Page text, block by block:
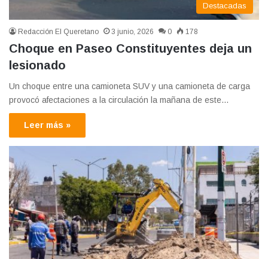
Destacadas
Redacción El Queretano 3 junio, 2026 0 178
Choque en Paseo Constituyentes deja un
lesionado
Un choque entre una camioneta SUV y una camioneta de carga
provocó afectaciones a la circulación la mañana de este…
Leer más »